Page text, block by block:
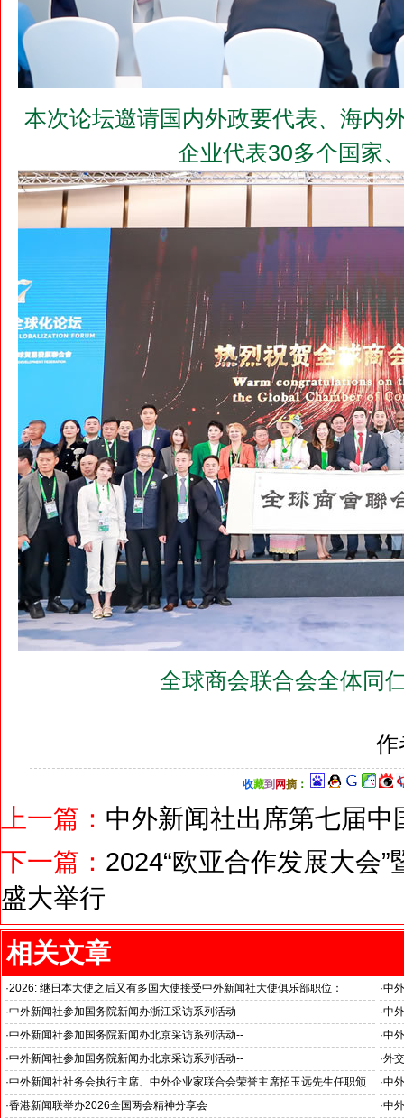
本次论坛邀请国内外政要代表、海内
企业代表30多个国家
全球商会联合会全体同
收藏到 网摘：
上一篇： 中外新闻社出席第七届中
下一篇： 2024“欧亚合作发展大会
盛大举行
相关文章
·2026: 继日本大使之后又有多国大使接受中外新闻社大使俱乐部职位：
国之交在于民相亲, 民相亲在于心相通
·中
·中外新闻社参加国务院新闻办浙江采访系列活动--
推动科技创新和产业创新深度融合
·中
“科
·中外新闻社参加国务院新闻办北京采访系列活动--
见证科技创新和产业创新高质量发展
·中
小
·中外新闻社参加国务院新闻办北京采访系列活动--
北京人形机器人创新中心打造具有全球影响力的应用示范高地
·外
·中外新闻社社务会执行主席、中外企业家联合会荣誉主席招玉远先生任职颁
证仪式在香港举行
·中
·香港新闻联举办2026全国两会精神分享会 ·中